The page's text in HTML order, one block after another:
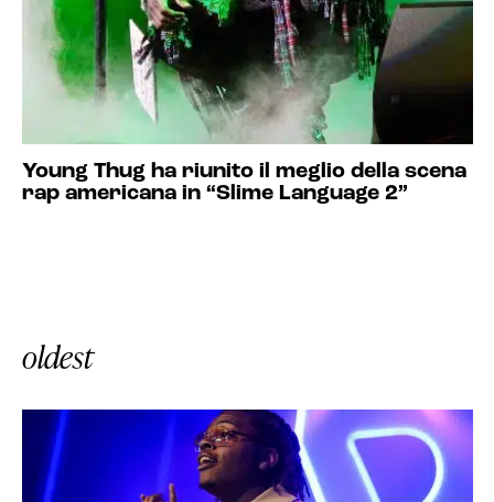
Young Thug ha riunito il meglio della scena
rap americana in “Slime Language 2”
oldest